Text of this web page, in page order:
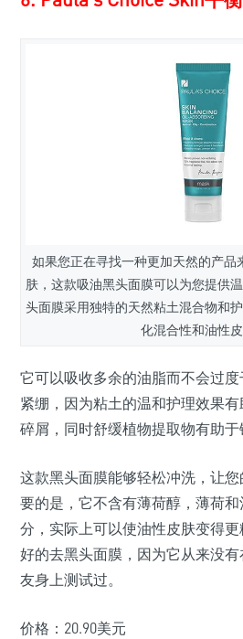
如果您正在寻找一种更加天然的产品
肤，这款吸油黑头面膜可以为您提供
头面膜采用独特的天然粘土混合物和
化混合性和油性皮
它可以吸收多余的油脂而不会过
紧绷，因为粘土的温和护理效果
碎屑，同时舒缓植物提取物有助于
这款黑头面膜能够轻松冲洗，让
要的是，它不含有薄荷醇，薄荷
分，实际上可以使油性皮肤变得
好的去黑头面膜，因为它从来没
友身上测试过。
价格：20.90美元